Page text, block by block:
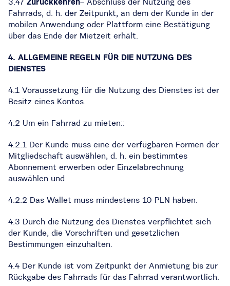
Fahrrads, d. h. der Zeitpunkt, an dem der Kunde in der
mobilen Anwendung oder Plattform eine Bestätigung
über das Ende der Mietzeit erhält.
4. ALLGEMEINE REGELN FÜR DIE NUTZUNG DES
DIENSTES
4.1 Voraussetzung für die Nutzung des Dienstes ist der
Besitz eines Kontos.
4.2 Um ein Fahrrad zu mieten::
4.2.1 Der Kunde muss eine der verfügbaren Formen der
Mitgliedschaft auswählen, d. h. ein bestimmtes
Abonnement erwerben oder Einzelabrechnung
auswählen und
4.2.2 Das Wallet muss mindestens 10 PLN haben.
4.3 Durch die Nutzung des Dienstes verpflichtet sich
der Kunde, die Vorschriften und gesetzlichen
Bestimmungen einzuhalten.
4.4 Der Kunde ist vom Zeitpunkt der Anmietung bis zur
Rückgabe des Fahrrads für das Fahrrad verantwortlich.